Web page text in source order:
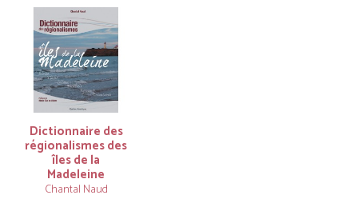
Dictionnaire des
régionalismes des
îles de la
Madeleine
Chantal Naud